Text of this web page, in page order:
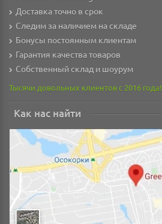
Доставка точно в срок
Следим за наличием на складе
Бонусы постоянным клиентам
Гарантия качества товаров
Собственный склад и шоурум
Тысячи довольных клиентов с 2016 года!
Как нас найти